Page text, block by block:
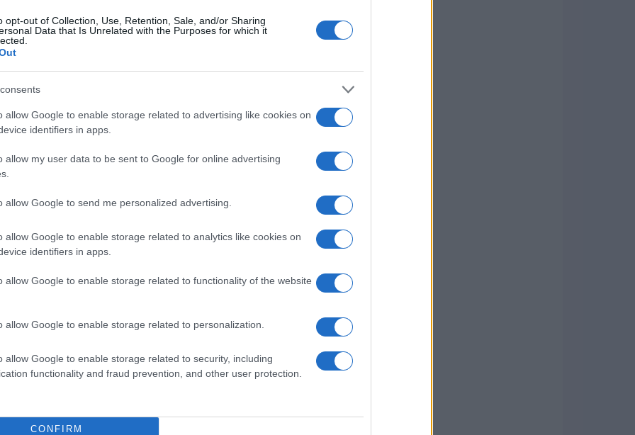
opt-out of Collection, Use, Retention, Sale, and/or Sharing
Data that Is Unrelated with the Purposes for which it
allow Google to enable storage related to advertising like cookies on
identifiers in apps.
allow my user data to be sent to Google for online advertising
allow Google to send me personalized advertising.
allow Google to enable storage related to analytics like cookies on
identifiers in apps.
allow Google to enable storage related to functionality of the website
allow Google to enable storage related to personalization.
allow Google to enable storage related to security, including
functionality and fraud prevention, and other user protection.
CONFIRM
Entrambe le destinazioni offrono un
per una gita in giornata.
di investimento
dintorni di Milano hanno mantenuto una
per le offerte di trasporto. L’utilizzo dei
un’ottima opportunità per risparmiare.
menù a prezzi accessibili, consentendo di
sul budget.
le offerte dei mezzi di trasporto e prenotare
si rivela utile per ottimizzare i tempi
portare con sé bottiglie d’acqua e snack per